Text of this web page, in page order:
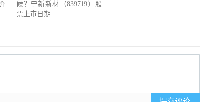
候？宁新新材（839719）股
票上市日期